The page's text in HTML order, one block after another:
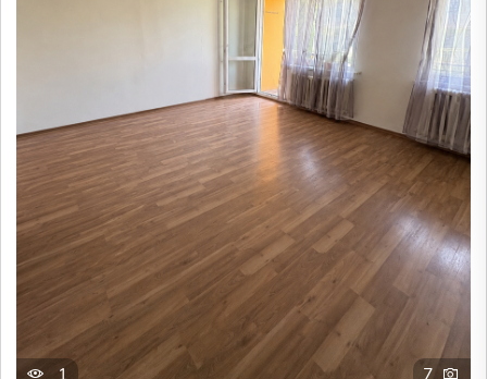
1 7